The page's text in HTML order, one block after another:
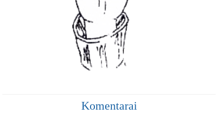
Komentarai